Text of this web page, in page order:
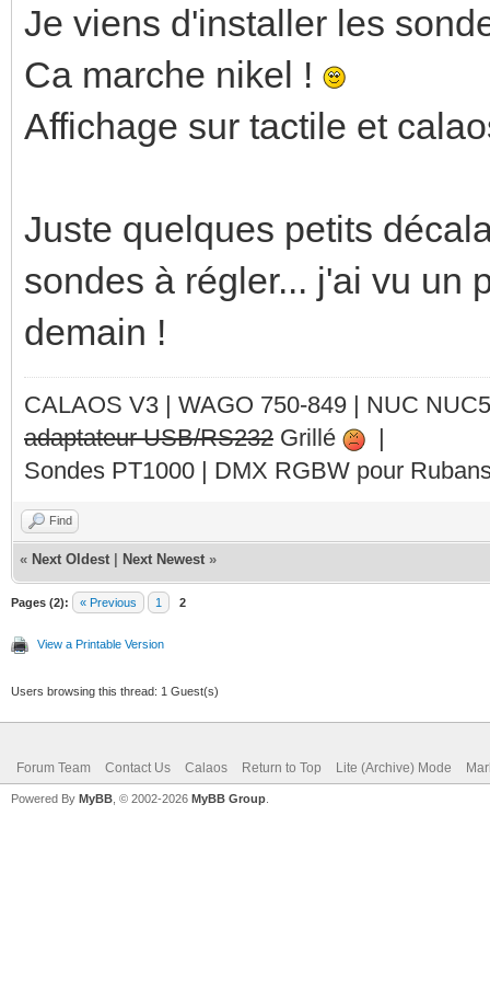
Je viens d'installer les
Ca marche nikel !
Affichage sur tactile et
Juste quelques petits
sondes à régler... j'ai vu un
demain !
CALAOS V3 | WAGO 750-849 | NUC
adaptateur USB/RS232 Grillé
|
Sondes PT1000 | DMX RGBW pour
Find
« Next Oldest Next Newest »
Pages (2): « Previous 1 2
View a Printable Version
Users browsing this thread: 1 Guest(s)
Forum Team Contact Us Calaos Return to Top Lite (Archive) Mode
Powered By MyBB , © 2002-2026 MyBB Group